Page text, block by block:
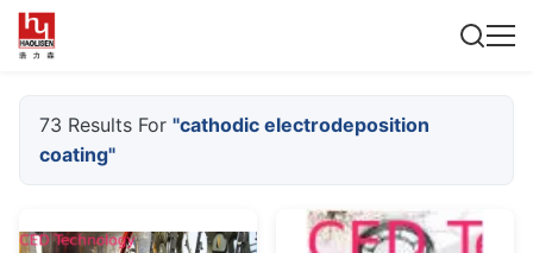
73 Results For "cathodic electrodeposition
coating"